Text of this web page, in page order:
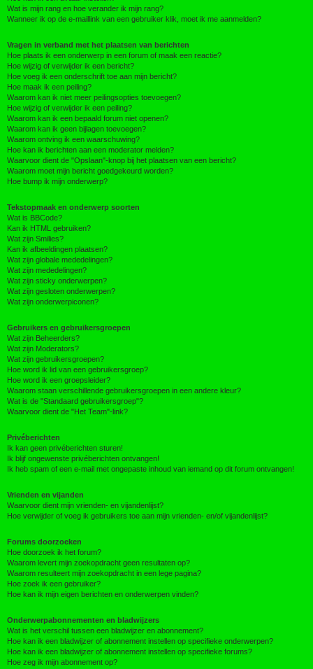
Wat is mijn rang en hoe verander ik mijn rang?
Wanneer ik op de e-maillink van een gebruiker klik, moet ik me aanmelden?
Vragen in verband met het plaatsen van berichten
Hoe plaats ik een onderwerp in een forum of maak een reactie?
Hoe wijzig of verwijder ik een bericht?
Hoe voeg ik een onderschrift toe aan mijn bericht?
Hoe maak ik een peiling?
Waarom kan ik niet meer peilingsopties toevoegen?
Hoe wijzig of verwijder ik een peiling?
Waarom kan ik een bepaald forum niet openen?
Waarom kan ik geen bijlagen toevoegen?
Waarom ontving ik een waarschuwing?
Hoe kan ik berichten aan een moderator melden?
Waarvoor dient de "Opslaan"-knop bij het plaatsen van een bericht?
Waarom moet mijn bericht goedgekeurd worden?
Hoe bump ik mijn onderwerp?
Tekstopmaak en onderwerp soorten
Wat is BBCode?
Kan ik HTML gebruiken?
Wat zijn Smilies?
Kan ik afbeeldingen plaatsen?
Wat zijn globale mededelingen?
Wat zijn mededelingen?
Wat zijn sticky onderwerpen?
Wat zijn gesloten onderwerpen?
Wat zijn onderwerpiconen?
Gebruikers en gebruikersgroepen
Wat zijn Beheerders?
Wat zijn Moderators?
Wat zijn gebruikersgroepen?
Hoe word ik lid van een gebruikersgroep?
Hoe word ik een groepsleider?
Waarom staan verschillende gebruikersgroepen in een andere kleur?
Wat is de "Standaard gebruikersgroep"?
Waarvoor dient de "Het Team"-link?
Privéberichten
Ik kan geen privéberichten sturen!
Ik blijf ongewenste privéberichten ontvangen!
Ik heb spam of een e-mail met ongepaste inhoud van iemand op dit forum ontvangen!
Vrienden en vijanden
Waarvoor dient mijn vrienden- en vijandenlijst?
Hoe verwijder of voeg ik gebruikers toe aan mijn vrienden- en/of vijandenlijst?
Forums doorzoeken
Hoe doorzoek ik het forum?
Waarom levert mijn zoekopdracht geen resultaten op?
Waarom resulteert mijn zoekopdracht in een lege pagina?
Hoe zoek ik een gebruiker?
Hoe kan ik mijn eigen berichten en onderwerpen vinden?
Onderwerpabonnementen en bladwijzers
Wat is het verschil tussen een bladwijzer en abonnement?
Hoe kan ik een bladwijzer of abonnement instellen op specifieke onderwerpen?
Hoe kan ik een bladwijzer of abonnement instellen op specifieke forums?
Hoe zeg ik mijn abonnement op?